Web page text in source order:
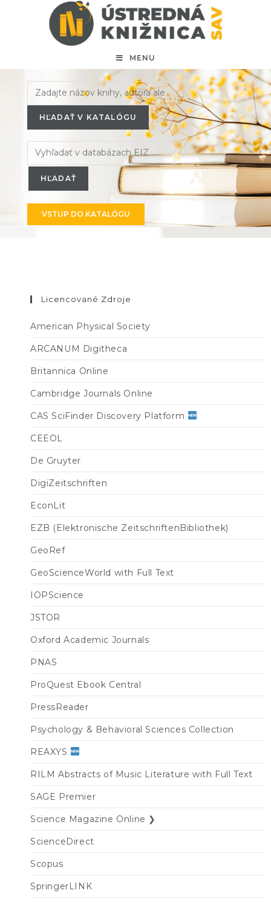
MENU
HĽADAŤ V KATALÓGU
VSTUP DO KATALÓGU
Licencované Zdroje
American Physical Society
ARCANUM Digitheca
Britannica Online
Cambridge Journals Online
CAS SciFinder Discovery Platform
CEEOL
De Gruyter
DigiZeitschriften
EconLit
EZB (Elektronische ZeitschriftenBibliothek)
GeoRef
GeoScienceWorld with Full Text
IOPScience
JSTOR
Oxford Academic Journals
PNAS
ProQuest Ebook Central
PressReader
Psychology & Behavioral Sciences Collection
REAXYS
RILM Abstracts of Music Literature with Full Text
SAGE Premier
Science Magazine Online ❯
ScienceDirect
Scopus
SpringerLINK